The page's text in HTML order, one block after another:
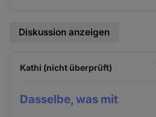
Diskussion anzeigen
Kathi (nicht überprüft)
Dasselbe, was mit